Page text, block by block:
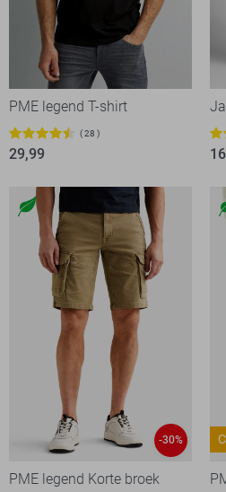
PME legend T-shirt
28
29,99
-30%
PME legend Korte broek